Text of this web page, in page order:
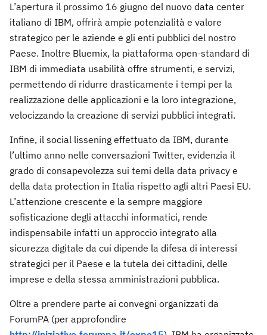
L’apertura il prossimo 16 giugno del nuovo data center
italiano di IBM, offrirà ampie potenzialità e valore
strategico per le aziende e gli enti pubblici del nostro
Paese. Inoltre Bluemix, la piattaforma open-standard di
IBM di immediata usabilità offre strumenti, e servizi,
permettendo di ridurre drasticamente i tempi per la
realizzazione delle applicazioni e la loro integrazione,
velocizzando la creazione di servizi pubblici integrati.
Infine, il social lissening effettuato da IBM, durante
l’ultimo anno nelle conversazioni Twitter, evidenzia il
grado di consapevolezza sui temi della data privacy e
della data protection in Italia rispetto agli altri Paesi EU.
L’attenzione crescente e la sempre maggiore
sofisticazione degli attacchi informatici, rende
indispensabile infatti un approccio integrato alla
sicurezza digitale da cui dipende la difesa di interessi
strategici per il Paese e la tutela dei cittadini, delle
imprese e della stessa amministrazioni pubblica.
Oltre a prendere parte ai convegni organizzati da
ForumPA (per approfondire